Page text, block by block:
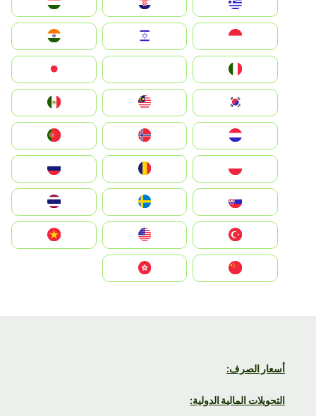
Hrvatska
Magyarország
Indonesia
South Korea
Nederland
Portugal
România
Slovensko
United States
Vietnam
أسعار الصرف:
التحويلات المالية الدولية: